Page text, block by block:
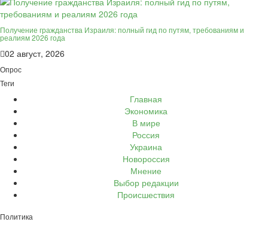
Получение гражданства Израиля: полный гид по путям, требованиям и
реалиям 2026 года
02 август, 2026
Опрос
Теги
Главная
Экономика
В мире
Россия
Украина
Новороссия
Мнение
Выбор редакции
Происшествия
Политика